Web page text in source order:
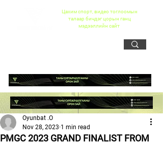
Цахим спорт, видео тоглоомын
талаар бичдэг цорын ганц
мэдээллийн сайт
PMGC 2023 GRAND FINALIST FROM
Oyunbat .O
Nov 28, 2023 1 min read